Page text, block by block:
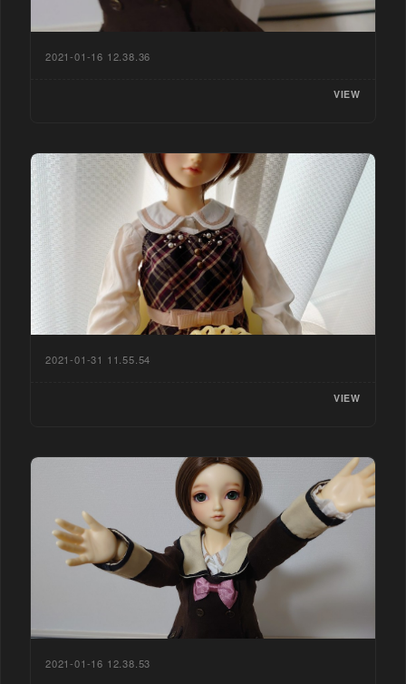
2021-01-16 12.38.36
VIEW
2021-01-31 11.55.54
VIEW
2021-01-16 12.38.53